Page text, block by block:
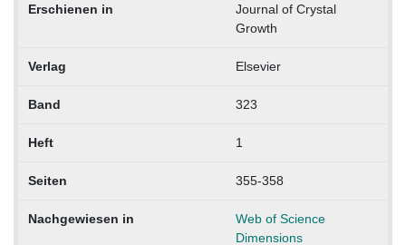
Erschienen in
Journal of Crystal
Growth
Verlag Elsevier
Band 323
Heft 1
Seiten 355-358
Nachgewiesen in
Web of Science
Dimensions